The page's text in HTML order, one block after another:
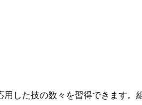
した技の数々を習得できます。